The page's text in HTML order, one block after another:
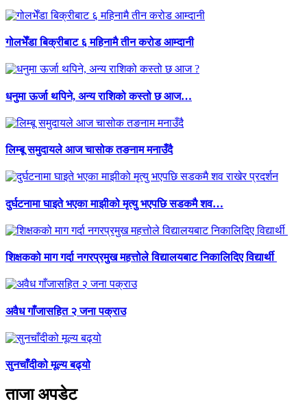
गोलभेँडा बिक्रीबाट ६ महिनामै तीन करोड आम्दानी
धनुमा ऊर्जा थपिने, अन्य राशिको कस्तो छ आज…
लिम्बू समुदायले आज चासोक तङनाम मनाउँदै
दुर्घटनामा घाइते भएका माझीको मृत्यु भएपछि सडकमै शव…
शिक्षकको माग गर्दा नगरप्रमुख महत्तोले विद्यालयबाट निकालिदिए विद्यार्थी
अवैध गाँजासहित २ जना पक्राउ
सुनचाँदीको मूल्य बढ्यो
ताजा अपडेट